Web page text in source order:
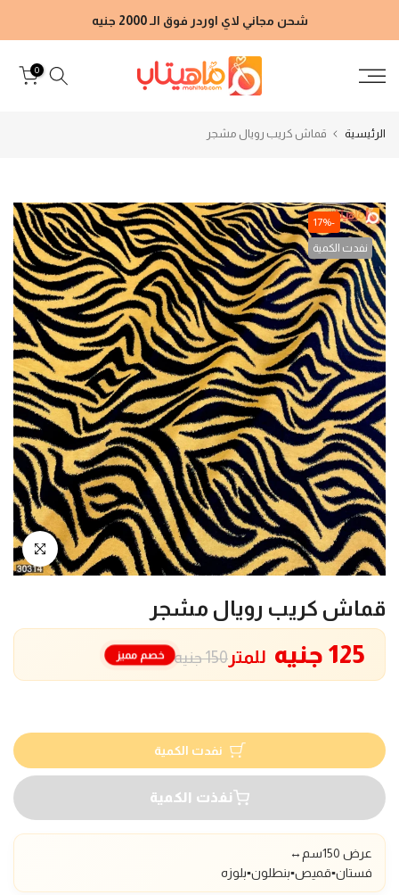
إلى
شحن مجاني لاي اوردر فوق الـ 2000 جنيه
0
الرئيسية قماش كريب رويال مشجر
-17%
نفدت الكمية
انقر للتكبير
قماش كريب رويال مشجر
150 جنيه 125 جنيه للمتر خصم مميز
نفدت الكمية
نفذت الكمية
عرض 150سم
↔️
فستان▪️قميص▪️بنطلون▪️بلوزه